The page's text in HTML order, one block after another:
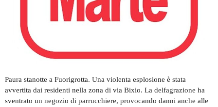
Paura stanotte a Fuorigrotta. Una violenta esplosione è stata
avvertita dai residenti nella zona di via Bixio. La delfagrazione ha
sventrato un negozio di parrucchiere, provocando danni anche alle